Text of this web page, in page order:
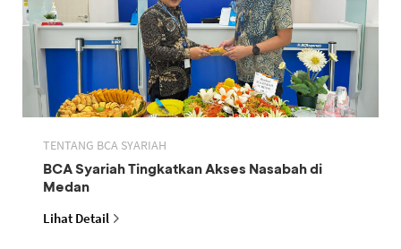
TENTANG BCA SYARIAH
BCA Syariah Tingkatkan Akses Nasabah di
Medan
Lihat Detail